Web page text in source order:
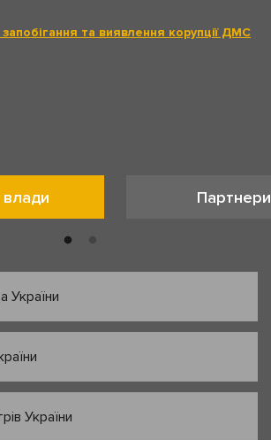
запобігання та виявлення корупції ДМС
Партнери
України
України